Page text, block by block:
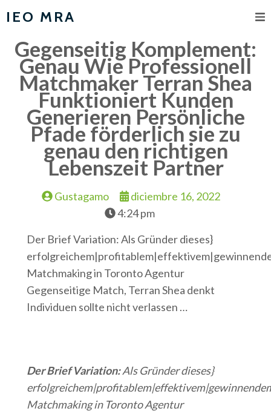
IEO MRA
Gegenseitig Komplement:
Genau Wie Professionell
Matchmaker Terran Shea
Funktioniert Kunden
Generieren Persönliche
Pfade förderlich sie zu
genau den richtigen
Lebenszeit Partner
Gustagamo
diciembre 16, 2022
4:24 pm
Der Brief Variation: Als Gründer dieses}
Matchmaking in Toronto Agentur
Gegenseitige Match, Terran Shea denkt
Individuen sollte nicht verlassen …
Der Brief Variation:Als Gründer dieses}
Matchmaking in Toronto Agentur